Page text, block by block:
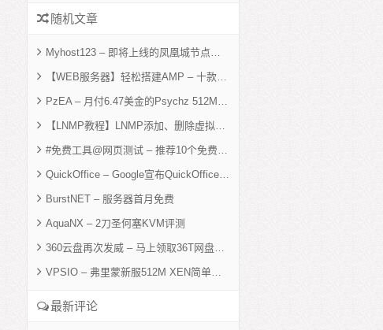
随机文章
Myhost123 – 即将上线的凤凰城节点简单测试
【WEB服务器】轻松搭建AMP – 十款免费Web服务器套件
PzEA – 月付6.47美金的Psychz 512M XEN性能简单测试
【LNMP教程】LNMP添加、删除虚拟主机及伪静态
#免费工具@网页测试 – 推荐10个免费在线测试网页性能工具
QuickOffice – Google宣布QuickOffice正式免费，附送10GB空间
BurstNET – 服务器首月免费
AquaNX – 2刀圣何塞KVM评测
360云盘再次发威 – 马上领取36T网盘，后续每升1级加送10T
VPSIO – 弗里蒙新服512M XEN简单测试
最新评论